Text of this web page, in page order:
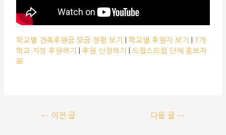
학교별 건축후원금 모금 현황 보기 |학교별 후원자 보기
1개
학교 지정 후원하기
|후원 신청하기 |드림스드림 단체 홍보자
료
←이전 글 다음 글→